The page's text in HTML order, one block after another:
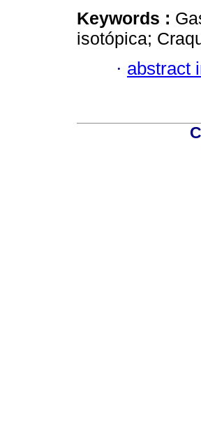
Keywords :
isotópica;
· abstract